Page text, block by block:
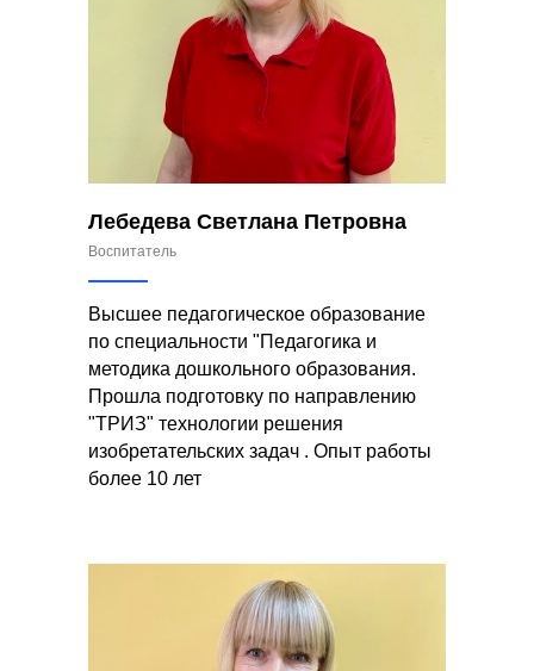
Лебедева Светлана Петровна
Воспитатель
Высшее педагогическое образование
по специальности "Педагогика и
методика дошкольного образования.
Прошла подготовку по направлению
"ТРИЗ" технологии решения
изобретательских задач . Опыт работы
более 10 лет